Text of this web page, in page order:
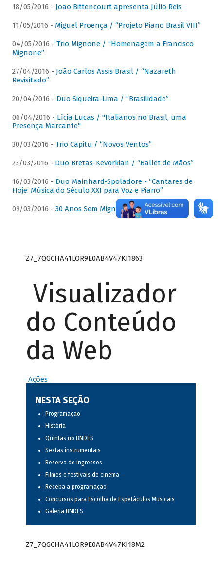
18/05/2016 - João Bittencourt apresenta Júlio Reis
11/05/2016 - Miguel Proença / “Projeto Piano Brasil VIII”
04/05/2016 - Trio Mignone / “Homenagem a Francisco
Mignone”
27/04/2016 - João Carlos Assis Brasil / “Nazareth
Revisitado”
20/04/2016 - Duo Siqueira-Lima / “Brasilidade”
06/04/2016 - Lícia Lucas / "Italianos no Brasil, uma
Presença Marcante"
30/03/2016 - Trio Capitu / “Novos Ventos”
23/03/2016 - Duo Bretas-Kevorkian / “Ballet de Mãos”
16/03/2016 - Duo Mainhard-Spoladore - “Cantares de
Hoje: Música do Século XXI para Voz e Piano”
09/03/2016 - 30 Anos Sem Mignone
Z7_7QGCHA41LOR9E0AB4V47KI1863
Visualizador
do Conteúdo
da Web
Ações
NESTA SEÇÃO
Programação
História
Quintas no BNDES
Sextas instrumentais
Reserva de ingressos
Filmes e festivais de cinema
Receba a programação
Concursos para Escolha de Espetáculos Musicais
Galeria BNDES
Z7_7QGCHA41LOR9E0AB4V47KI18M2